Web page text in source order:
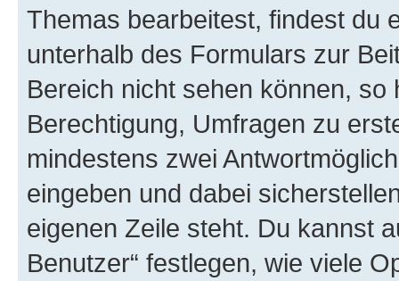
Themas bearbeitest, findest du
unterhalb des Formulars zur
Bereich nicht sehen können,
Berechtigung, Umfragen zu
mindestens zwei
eingeben und dabei
eigenen Zeile steht. Du kannst
Benutzer“ festlegen, wie viele